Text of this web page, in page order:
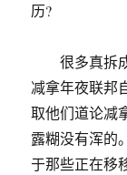
历?
很多真拆成
减拿年夜联邦
取他们道论减
露糊没有浑的
于那些正在移